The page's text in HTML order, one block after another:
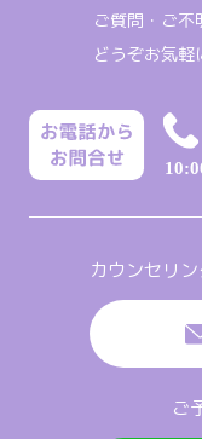
ご質問・ご不
どうぞお気軽
カウンセリ
ご